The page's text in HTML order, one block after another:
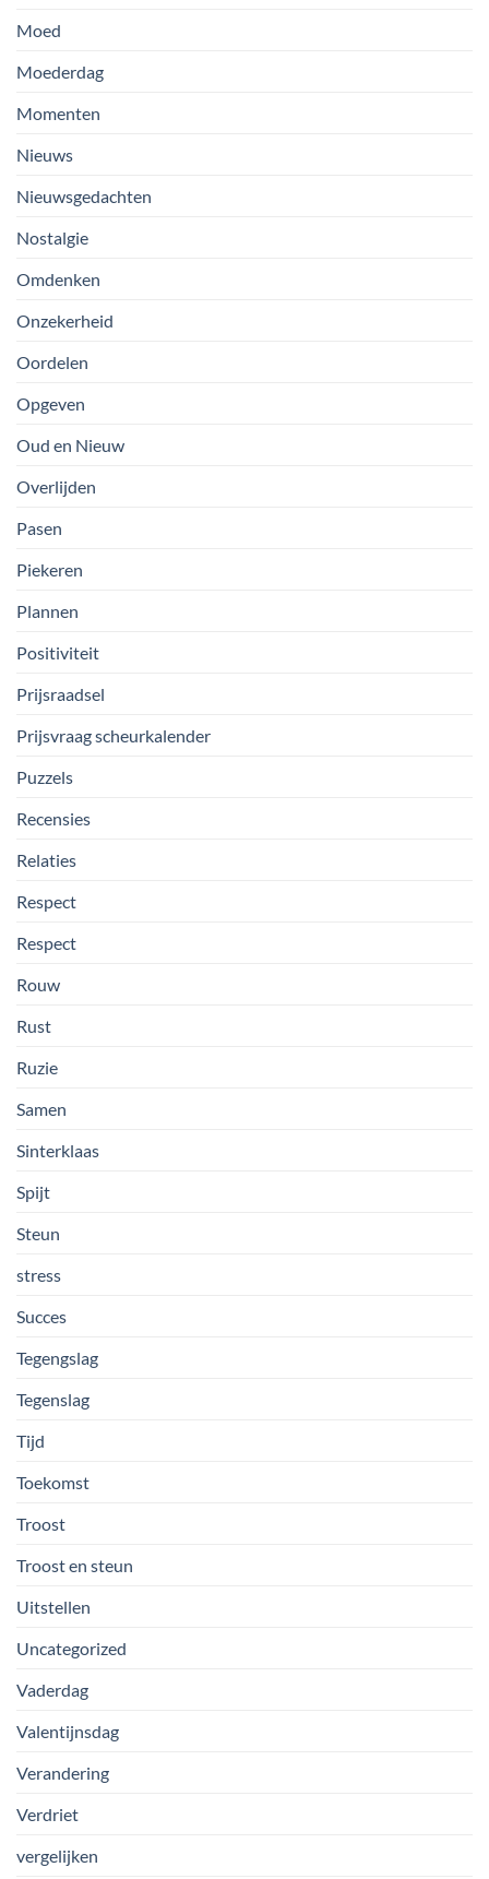
Moed
Moederdag
Momenten
Nieuws
Nieuwsgedachten
Nostalgie
Omdenken
Onzekerheid
Oordelen
Opgeven
Oud en Nieuw
Overlijden
Pasen
Piekeren
Plannen
Positiviteit
Prijsraadsel
Prijsvraag scheurkalender
Puzzels
Recensies
Relaties
Respect
Respect
Rouw
Rust
Ruzie
Samen
Sinterklaas
Spijt
Steun
stress
Succes
Tegengslag
Tegenslag
Tijd
Toekomst
Troost
Troost en steun
Uitstellen
Uncategorized
Vaderdag
Valentijnsdag
Verandering
Verdriet
vergelijken